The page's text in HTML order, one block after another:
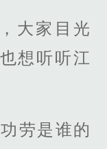
大家目光
想听听江
劳是谁的